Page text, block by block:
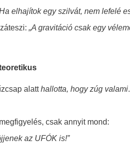
elhajítok egy szilvát, nem lefelé
„A gravitáció csak egy
alatthallotta, hogy zúg valami
csak annyit mond:
az UFÓK is!”